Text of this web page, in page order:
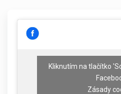
Kliknutím na tlačítko
Zásady